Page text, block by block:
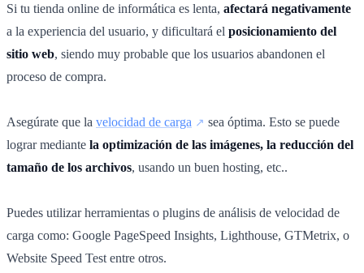
Si tu tienda online de informática es lenta, afectará negativamente
a la experiencia del usuario, y dificultará el posicionamiento del
sitio web, siendo muy probable que los usuarios abandonen el
proceso de compra.
Asegúrate que la velocidad de carga
sea óptima. Esto se puede
lograr mediante la optimización de las imágenes, la reducción del
tamaño de los archivos, usando un buen hosting, etc..
Puedes utilizar herramientas o plugins de análisis de velocidad de
carga como: Google PageSpeed Insights, Lighthouse, GTMetrix, o
Website Speed Test entre otros.